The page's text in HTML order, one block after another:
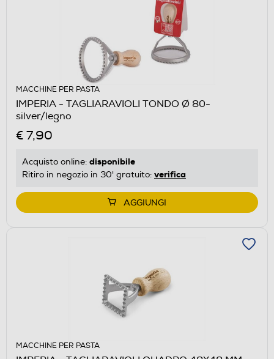
MACCHINE PER PASTA
IMPERIA - TAGLIARAVIOLI TONDO Ø 80-
silver/legno
€ 7,90
Acquisto online: disponibile
Ritiro in negozio in 30' gratuito: verifica
AGGIUNGI
MACCHINE PER PASTA